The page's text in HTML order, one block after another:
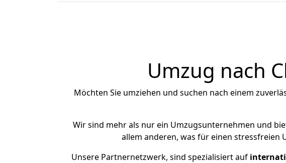
Umzug nach
Möchten Sie umziehen und suchen nach einem
Wir sind mehr als nur ein Umzugsunternehmen und
allem anderen, was für einen stressfreien
Unsere Partnernetzwerk, sind spezialisiert auf